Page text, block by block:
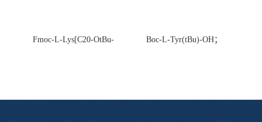
Fmoc-L-Lys[C20-OtBu-
Boc-L-Tyr(tBu)-OH；